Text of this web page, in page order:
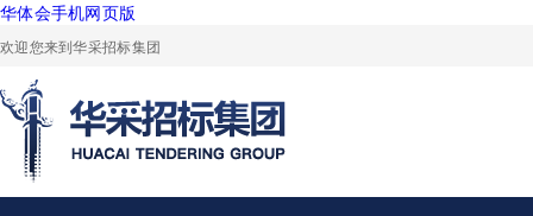
华体会手机网页版
欢迎您来到华采招标集团